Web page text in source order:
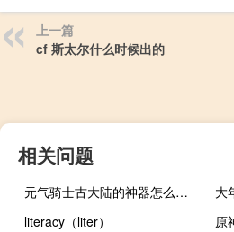
上一篇
cf 斯太尔什么时候出的
相关问题
元气骑士古大陆的神器怎么通关
大
literacy（liter）
原